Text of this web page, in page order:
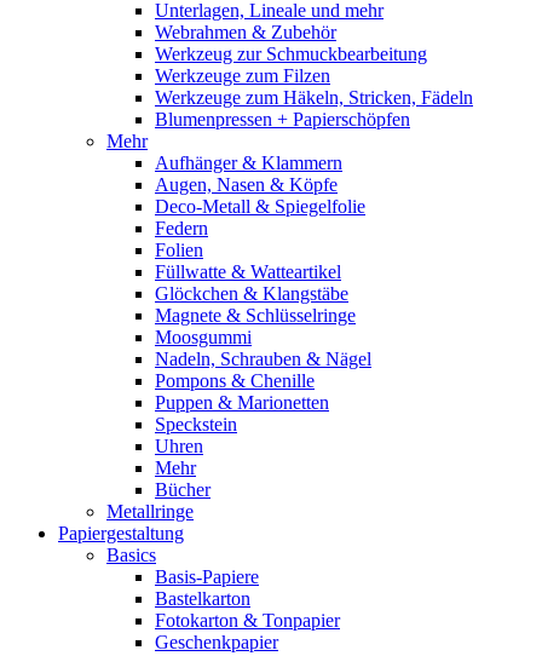
Unterlagen, Lineale und mehr
Webrahmen & Zubehör
Werkzeug zur Schmuckbearbeitung
Werkzeuge zum Filzen
Werkzeuge zum Häkeln, Stricken, Fädeln
Blumenpressen + Papierschöpfen
Mehr
Aufhänger & Klammern
Augen, Nasen & Köpfe
Deco-Metall & Spiegelfolie
Federn
Folien
Füllwatte & Watteartikel
Glöckchen & Klangstäbe
Magnete & Schlüsselringe
Moosgummi
Nadeln, Schrauben & Nägel
Pompons & Chenille
Puppen & Marionetten
Speckstein
Uhren
Mehr
Bücher
Metallringe
Papiergestaltung
Basics
Basis-Papiere
Bastelkarton
Fotokarton & Tonpapier
Geschenkpapier